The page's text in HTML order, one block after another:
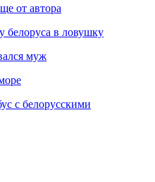
от автора
белоруса в ловушку
муж
с белорусскими